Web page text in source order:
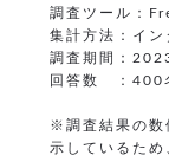
調査ツール：
集計方法：イン
調査期間：
回答数 ：400
※調査結果の数
示しているため